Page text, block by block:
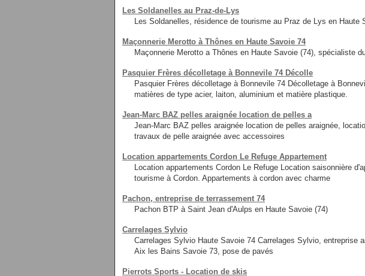
Les Soldanelles au Praz-de-Lys
Les Soldanelles, résidence de tourisme au Praz de Lys en Haute
Maçonnerie Merotto à Thônes en Haute Savoie 74
Maçonnerie Merotto a Thônes en Haute Savoie (74), spécialiste
Pasquier Frères décolletage à Bonnevile 74 Décolle
Pasquier Frères décolletage à Bonnevile 74 Décolletage à
matières de type acier, laiton, aluminium et matière plastique.
Jean-Marc BAZ pelles araignée location de pelles a
Jean-Marc BAZ pelles araignée location de pelles araignée,
travaux de pelle araignée avec accessoires
Location appartements Cordon Le Refuge Appartement
Location appartements Cordon Le Refuge Location saisonnière
tourisme à Cordon. Appartements à cordon avec charme
Pachon, entreprise de terrassement 74
Pachon BTP à Saint Jean d'Aulps en Haute Savoie (74)
Carrelages Sylvio
Carrelages Sylvio Haute Savoie 74 Carrelages Sylvio, entreprise
Aix les Bains Savoie 73, pose de pavés
Pierrots Sports - Location de skis